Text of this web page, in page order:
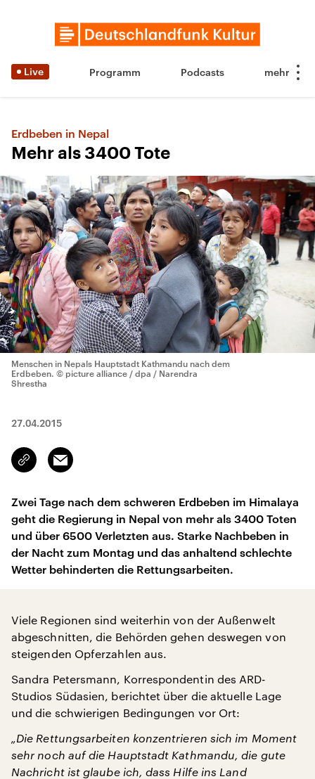
Live Programm Podcasts
Erdbeben in Nepal
Mehr als 3400 Tote
Menschen in Nepals Hauptstadt Kathmandu nach dem
Erdbeben. © picture alliance / dpa / Narendra
Shrestha
27.04.2015
Link
kopieren/teilen
Email
Zwei Tage nach dem schweren Erdbeben im Himalaya
geht die Regierung in Nepal von mehr als 3400 Toten
und über 6500 Verletzten aus. Starke Nachbeben in
der Nacht zum Montag und das anhaltend schlechte
Wetter behinderten die Rettungsarbeiten.
Viele Regionen sind weiterhin von der Außenwelt
abgeschnitten, die Behörden gehen deswegen von
steigenden Opferzahlen aus.
Sandra Petersmann, Korrespondentin des ARD-
Studios Südasien, berichtet über die aktuelle Lage
und die schwierigen Bedingungen vor Ort:
„Die Rettungsarbeiten konzentrieren sich im Moment
sehr noch auf die Hauptstadt Kathmandu, die gute
Nachricht ist glaube ich, dass Hilfe ins Land